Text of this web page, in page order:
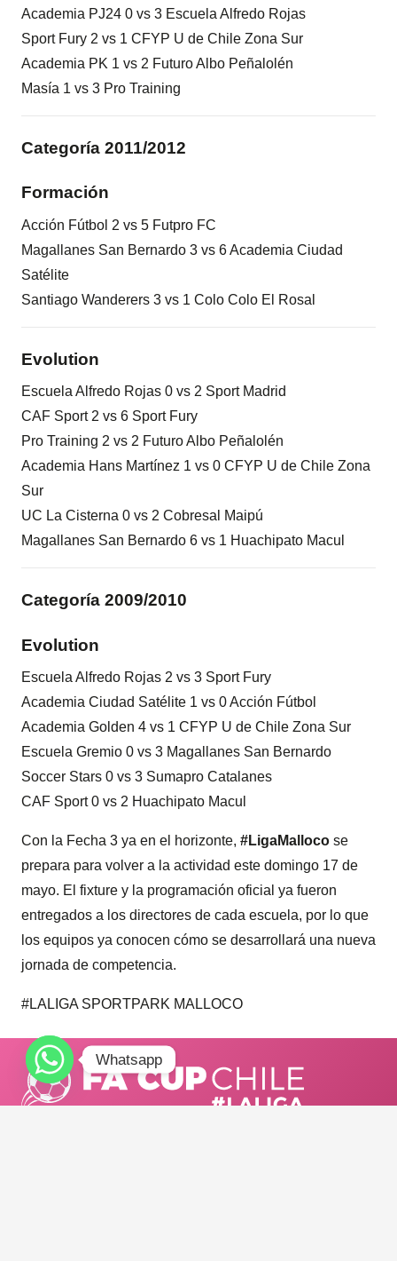
Academia PJ24 0 vs 3 Escuela Alfredo Rojas
Sport Fury 2 vs 1 CFYP U de Chile Zona Sur
Academia PK 1 vs 2 Futuro Albo Peñalolén
Masía 1 vs 3 Pro Training
Categoría 2011/2012
Formación
Acción Fútbol 2 vs 5 Futpro FC
Magallanes San Bernardo 3 vs 6 Academia Ciudad
Satélite
Santiago Wanderers 3 vs 1 Colo Colo El Rosal
Evolution
Escuela Alfredo Rojas 0 vs 2 Sport Madrid
CAF Sport 2 vs 6 Sport Fury
Pro Training 2 vs 2 Futuro Albo Peñalolén
Academia Hans Martínez 1 vs 0 CFYP U de Chile Zona
Sur
UC La Cisterna 0 vs 2 Cobresal Maipú
Magallanes San Bernardo 6 vs 1 Huachipato Macul
Categoría 2009/2010
Evolution
Escuela Alfredo Rojas 2 vs 3 Sport Fury
Academia Ciudad Satélite 1 vs 0 Acción Fútbol
Academia Golden 4 vs 1 CFYP U de Chile Zona Sur
Escuela Gremio 0 vs 3 Magallanes San Bernardo
Soccer Stars 0 vs 3 Sumapro Catalanes
CAF Sport 0 vs 2 Huachipato Macul
Con la Fecha 3 ya en el horizonte, #LigaMalloco se
prepara para volver a la actividad este domingo 17 de
mayo. El fixture y la programación oficial ya fueron
entregados a los directores de cada escuela, por lo que
los equipos ya conocen cómo se desarrollará una nueva
jornada de competencia.
#LALIGA SPORTPARK MALLOCO
Whatsapp